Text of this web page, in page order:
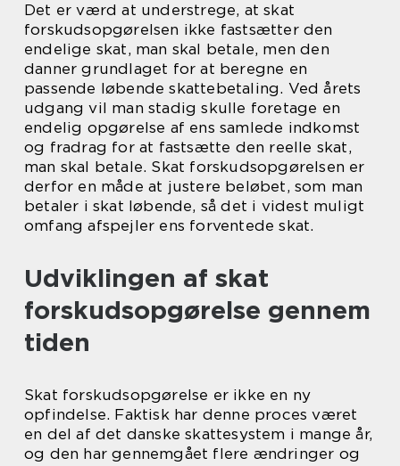
Det er værd at understrege, at skat
forskudsopgørelsen ikke fastsætter den
endelige skat, man skal betale, men den
danner grundlaget for at beregne en
passende løbende skattebetaling. Ved årets
udgang vil man stadig skulle foretage en
endelig opgørelse af ens samlede indkomst
og fradrag for at fastsætte den reelle skat,
man skal betale. Skat forskudsopgørelsen er
derfor en måde at justere beløbet, som man
betaler i skat løbende, så det i videst muligt
omfang afspejler ens forventede skat.
Udviklingen af skat
forskudsopgørelse gennem
tiden
Skat forskudsopgørelse er ikke en ny
opfindelse. Faktisk har denne proces været
en del af det danske skattesystem i mange år,
og den har gennemgået flere ændringer og